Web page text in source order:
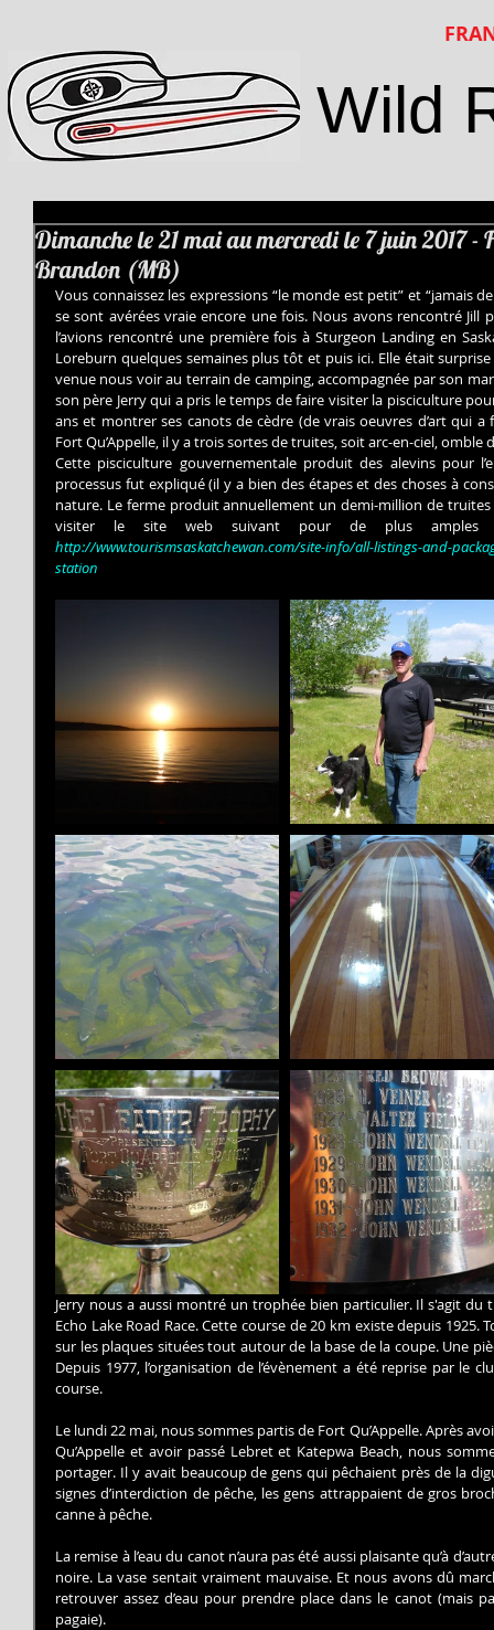
Wild
Dimanche le 21 mai au mercredi le 7 juin 2017 -
Brandon (MB)
Vous connaissez les expressions “le monde est petit” et “jamais
se sont avérées vraie encore une fois. Nous avons rencontré
l’avions rencontré une première fois à Sturgeon Landing en
Loreburn quelques semaines plus tôt et puis ici. Elle était
venue nous voir au terrain de camping, accompagnée par son
son père Jerry qui a pris le temps de faire visiter la pisciculture
ans et montrer ses canots de cèdre (de vrais oeuvres d’art qui
Fort Qu’Appelle, il y a trois sortes de truites, soit arc-en-ciel,
Cette pisciculture gouvernementale produit des alevins pour
processus fut expliqué (il y a bien des étapes et des choses à
nature. Le ferme produit annuellement un demi-million de
http://www.tourismsaskatchewan.com/site-info/all-listings-and-
station
Jerry nous a aussi montré un trophée bien particulier. Il s'agit du
Echo Lake Road Race. Cette course de 20 km existe depuis 1925.
sur les plaques situées tout autour de la base de la coupe. Une
Depuis 1977, l’organisation de l’évènement a été reprise par le
course.
Le lundi 22 mai, nous sommes partis de Fort Qu’Appelle. Après
Qu’Appelle et avoir passé Lebret et Katepwa Beach, nous
portager. Il y avait beaucoup de gens qui pêchaient près de la
signes d’interdiction de pêche, les gens attrappaient de gros
canne à pêche.
La remise à l’eau du canot n’aura pas été aussi plaisante qu’à
noire. La vase sentait vraiment mauvaise. Et nous avons dû
retrouver assez d’eau pour prendre place dans le canot (mais
pagaie).